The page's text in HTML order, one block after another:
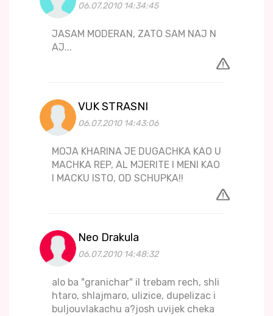
06.07.2010 14:34:45
JASAM MODERAN, ZATO SAM NAJ N
AJ...
VUK STRASNI
06.07.2010 14:43:06
MOJA KHARINA JE DUGACHKA KAO U
MACHKA REP, AL MJERITE I MENI KAO
I MACKU ISTO, OD SCHUPKA!!
Neo Drakula
06.07.2010 14:48:32
alo ba "granichar" il trebam rech, shli
htaro, shlajmaro, ulizice, dupelizac i
buljouvlakachu a?josh uvijek cheka